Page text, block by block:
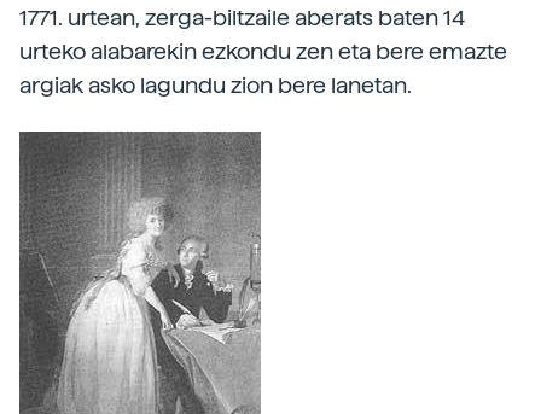
1771. urtean, zerga-biltzaile aberats baten 14
urteko alabarekin ezkondu zen eta bere emazte
argiak asko lagundu zion bere lanetan.